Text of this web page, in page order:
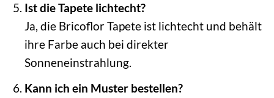
Ist die Tapete lichtecht?
Ja, die Bricoflor Tapete ist lichtecht und behält
ihre Farbe auch bei direkter
Sonneneinstrahlung.
Kann ich ein Muster bestellen?